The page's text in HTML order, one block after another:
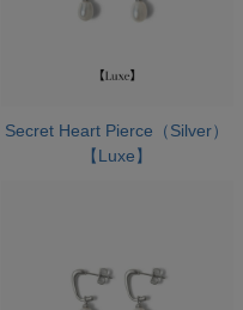
Secret Heart Pierce（Silver）
【Luxe】